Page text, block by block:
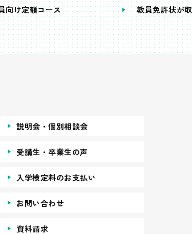
向け定額コース 教員免許状が
説明会・個別相談会
受講生・卒業生の声
入学検定料のお支払い
お問い合わせ
資料請求